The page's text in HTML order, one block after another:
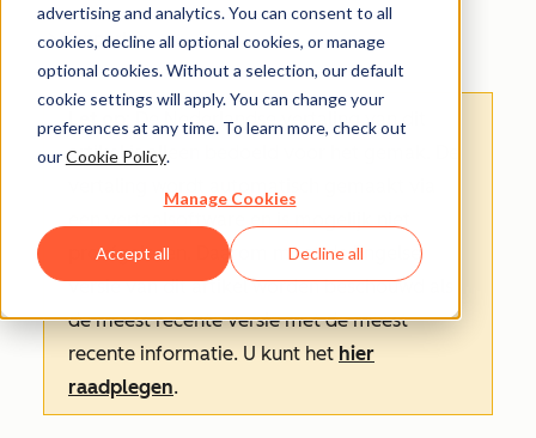
advertising and analytics. You can consent to all
cookies, decline all optional cookies, or manage
optional cookies. Without a selection, our default
cookie settings will apply. You can change your
preferences at any time. To learn more, check out
ourCookie Policy.
Manage Cookies
Accept all Decline all
Rapporten
: De Nederlandse vertaling van dit
artikel is alleen bedoeld voor het gemak.
proefgelezen. Daarom moet de Engelse
versie van dit artikel worden beschouwd als
de meest recente versie met de meest
recente informatie. U kunt het hier
raadplegen.